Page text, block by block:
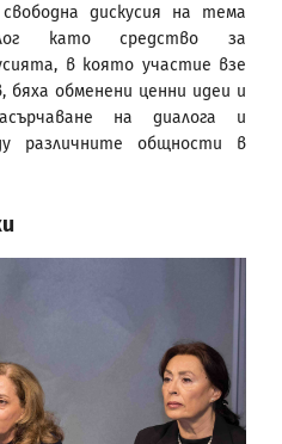
дискусия на тема
като средство за
в която участие взе
бяха обменени ценни идеи и
на диалога и
различните общности в